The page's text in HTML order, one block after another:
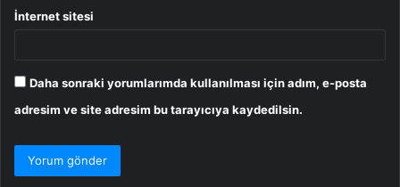
İnternet sitesi
Daha sonraki yorumlarımda kullanılması için adım, e-posta
adresim ve site adresim bu tarayıcıya kaydedilsin.